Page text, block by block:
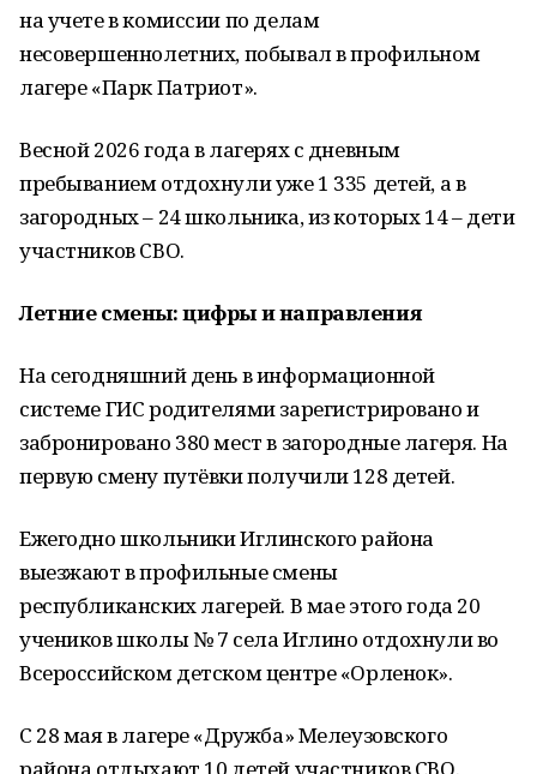
на учете в комиссии по делам
несовершеннолетних, побывал в профильном
лагере «Парк Патриот».
Весной 2026 года в лагерях с дневным
пребыванием отдохнули уже 1 335 детей, а в
загородных – 24 школьника, из которых 14 – дети
участников СВО.
Летние смены: цифры и направления
На сегодняшний день в информационной
системе ГИС родителями зарегистрировано и
забронировано 380 мест в загородные лагеря. На
первую смену путёвки получили 128 детей.
Ежегодно школьники Иглинского района
выезжают в профильные смены
республиканских лагерей. В мае этого года 20
учеников школы № 7 села Иглино отдохнули во
Всероссийском детском центре «Орленок».
С 28 мая в лагере «Дружба» Мелеузовского